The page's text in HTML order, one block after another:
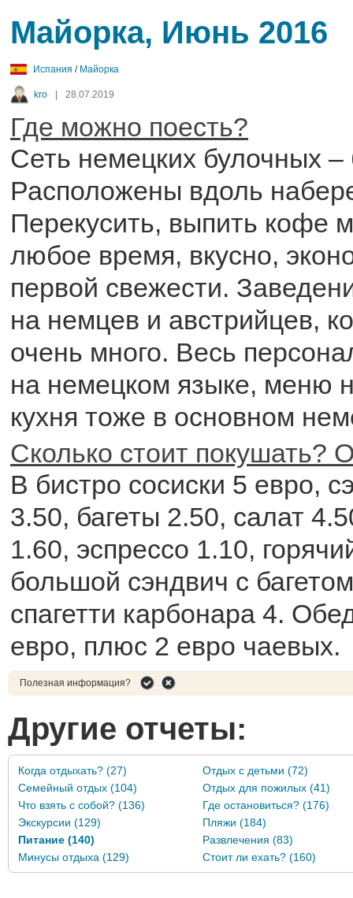
Майорка, Июнь 2016
Испания / Майорка
kro 28.07.2019
Где можно поесть?
Сеть немецких булочных –
Расположены вдоль
Перекусить, выпить кофе
любое время, вкусно,
первой свежести.
на немцев и австрийцев,
очень много. Весь
на немецком языке, меню
кухня тоже в основном
Сколько стоит покушать?
В бистро сосиски 5 евро,
3.50, багеты 2.50, салат
1.60, эспрессо 1.10,
большой сэндвич с
спагетти карбонара 4.
евро, плюс 2 евро чаевых.
Полезная информация?
Другие отчеты:
Когда отдыхать? (27)
Отдых с детьми (72)
Семейный отдых (104)
Отдых для пожилых (41)
Что взять с собой? (136)
Где остановиться? (176)
Экскурсии (129)
Пляжи (184)
Питание (140)
Развлечения (83)
Минусы отдыха (129)
Стоит ли ехать? (160)